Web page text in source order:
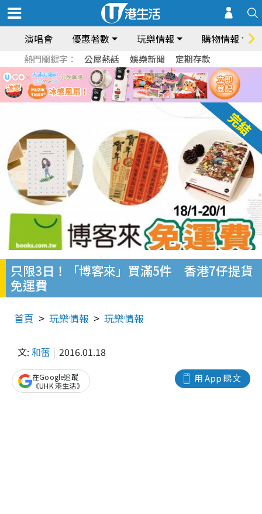
演唱會 優惠著數 玩樂情報 購物情報
熱門關鍵字： 公屋熱話 娛樂新聞 定期存款
只限3日！「博客來」買滿5件 香港7仔提貨
免運費
首頁 玩樂情報 玩樂情報
文: 和蕾 2016.01.18
用 App 睇文
在Google追蹤
《UHK 港生活》